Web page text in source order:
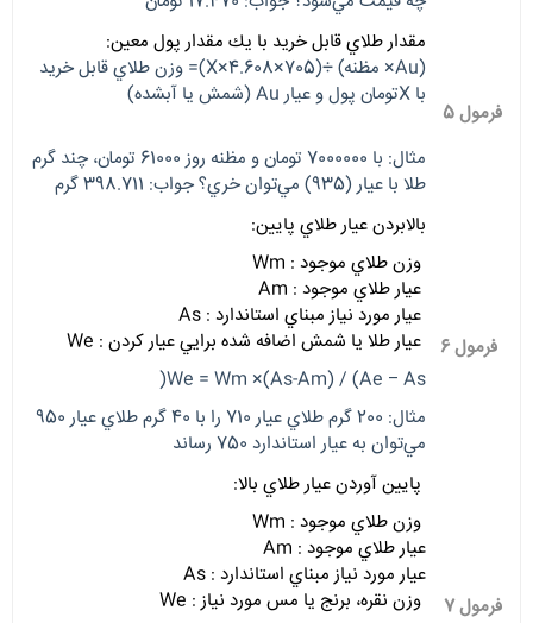
فرمول 5
مقدار طلاي قابل خريد با يك مقدار پول معين:
(Au× مظنه) ÷(705×4.608×X)= وزن طلاي قابل خريد
با Xتومان پول و عيار Au (شمش يا آبشده)
مثال: با 7000000 تومان و مظنه روز 61000 تومان، چند گرم
طلا با عيار (935) مي‌توان خري؟ جواب: 398.711 گرم
فرمول 6
بالابردن عيار طلاي پايين:
وزن طلاي موجود : Wm
عيار طلاي موجود : Am
عيار مورد نياز مبناي استاندارد : As
عيار طلا يا شمش اضافه شده برايي عيار كردن : We
We = Wm ×(As-Am) / (Ae – As(
مثال: 200 گرم طلاي عيار 710 را با 40 گرم طلاي عيار 950
مي‌توان به عيار استاندارد 750 رساند
فرمول 7
پايين آوردن عيار طلاي بالا:
وزن طلاي موجود : Wm
عيار طلاي موجود : Am
عيار مورد نياز مبناي استاندارد : As
وزن نقره، برنج يا مس مورد نياز : We